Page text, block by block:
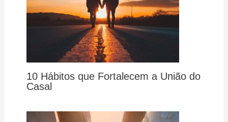
10 Hábitos que Fortalecem a União do
Casal